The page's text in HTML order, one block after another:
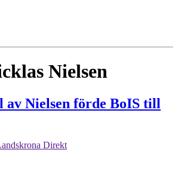
Nielsen
Nielsen förde BoIS till
Direkt